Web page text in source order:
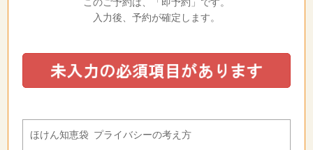
入力後、予約が確定します。
ほけん知恵袋 プライバシーの考え方